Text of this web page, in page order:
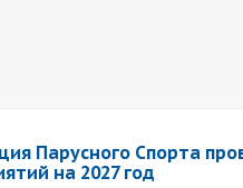
Парусного Спорта
на 2027 год